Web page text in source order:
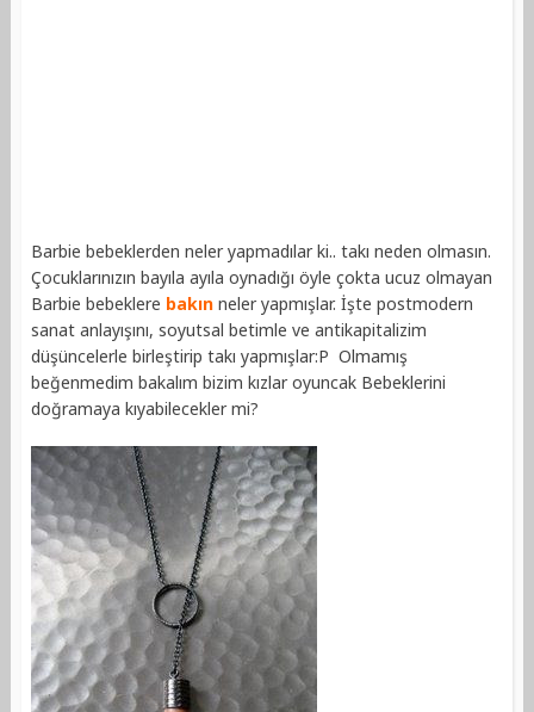
Barbie bebeklerden neler yapmadılar ki.. takı neden olmasın.
Çocuklarınızın bayıla ayıla oynadığı öyle çokta ucuz olmayan
Barbie bebeklere bakın neler yapmışlar. İşte postmodern
sanat anlayışını, soyutsal betimle ve antikapitalizim
düşüncelerle birleştirip takı yapmışlar:P Olmamış
beğenmedim bakalım bizim kızlar oyuncak Bebeklerini
doğramaya kıyabilecekler mi?